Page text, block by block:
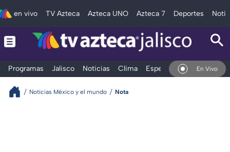
en vivo TV Azteca Azteca UNO Azteca 7 Deportes
Programas Jalisco Noticias Clima Espectáculos Deportes
En Vivo
Noticias México y el mundo Nota